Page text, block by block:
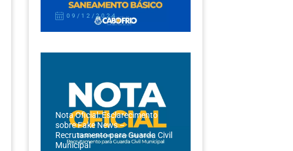
09/12/2024
Nota Oficial: Esclarecimento
sobre Fake News –
Recrutamento para Guarda Civil
Municipal